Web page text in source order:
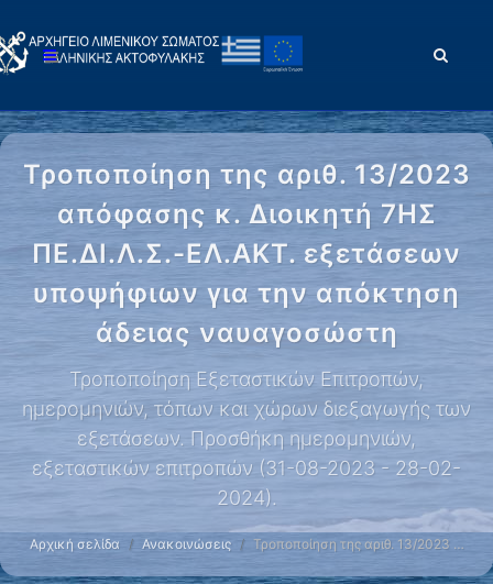
Τροποποίηση της αριθ. 13/2023
απόφασης κ. Διοικητή 7ΗΣ
ΠΕ.ΔΙ.Λ.Σ.-ΕΛ.ΑΚΤ. εξετάσεων
υποψήφιων για την απόκτηση
άδειας ναυαγοσώστη
Τροποποίηση Εξεταστικών Επιτροπών,
ημερομηνιών, τόπων και χώρων διεξαγωγής των
εξετάσεων. Προσθήκη ημερομηνιών,
εξεταστικών επιτροπών (31-08-2023 - 28-02-
2024).
Αρχική σελίδα Ανακοινώσεις Τροποποίηση της αριθ. 13/2023 …